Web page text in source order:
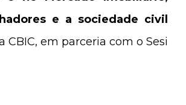
e a sociedade civil
CBIC, em parceria com o Sesi